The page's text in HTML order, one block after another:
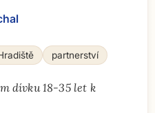
partnerství
dívku 18-35 let k